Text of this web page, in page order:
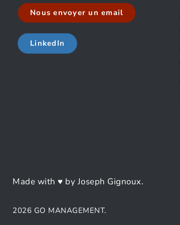
Nous envoyer un email
LinkedIn
Made with ♥ by Joseph Gignoux.
2026 GO MANAGEMENT.